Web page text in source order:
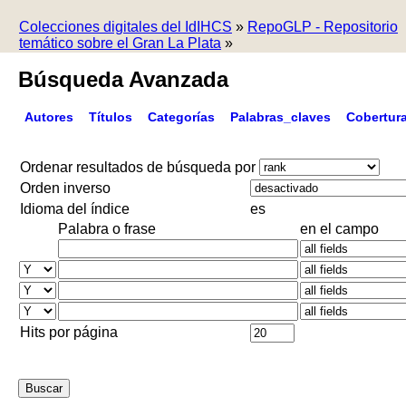
Colecciones digitales del IdIHCS » RepoGLP - Repositorio
temático sobre el Gran La Plata »
Búsqueda Avanzada
Autores Títulos Categorías Palabras_claves
Ordenar resultados de búsqueda por
Orden inverso
Idioma del índice
es
Palabra o frase
en el campo
Hits por página